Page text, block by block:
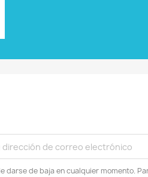
darse de baja en cualquier momento.